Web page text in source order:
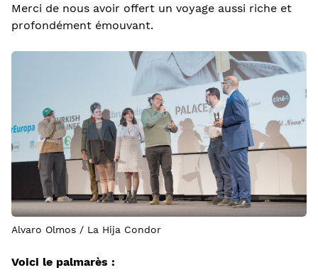
Merci de nous avoir offert un voyage aussi riche et
profondément émouvant.
Alvaro Olmos / La Hija Condor
Voici le palmarès :